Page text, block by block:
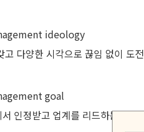
ideology
고 다양한 시각으로 끊임 없이 도
goal
인정받고 업계를 리드하는 선도